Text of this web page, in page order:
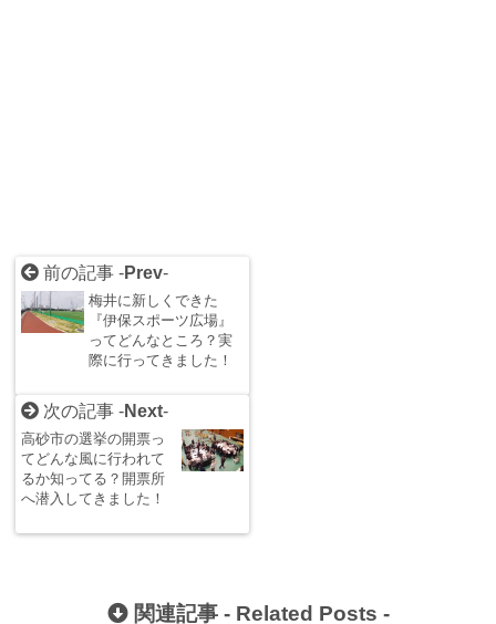
前の記事 -Prev-
梅井に新しくできた
『伊保スポーツ広場』
ってどんなところ？実
際に行ってきました！
次の記事 -Next-
高砂市の選挙の開票っ
てどんな風に行われて
るか知ってる？開票所
へ潜入してきました！
関連記事 - Related Posts -